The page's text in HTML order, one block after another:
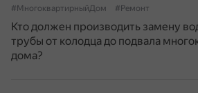
#МногоквартирныйДом
#Ремонт
Кто должен производить замену
трубы от колодца до подвала
дома?